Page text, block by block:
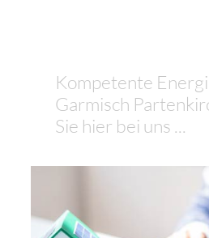
Kompetente
Garmisch
Sie hier bei uns ...